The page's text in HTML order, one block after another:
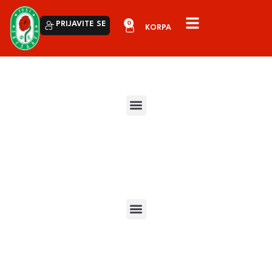
PRIJAVITE SE 0